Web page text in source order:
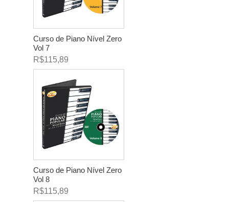
Curso de Piano Nível Zero
Vol 7
R$115,89
Curso de Piano Nível Zero
Vol 8
R$115,89